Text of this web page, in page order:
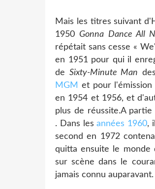
Mais les titres suivant
1950 Gonna Dance All
répétait sans cesse «
en 1951 pour qui il
de Sixty-Minute Man des
MGM et pour
en 1954 et 1956, et
plus de réussite.A
. Dans lesannées 1960,
second en 1972
quitta ensuite le monde
sur scène dans le
jamais connu auparavant.